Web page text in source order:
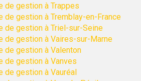
de gestion à Trappes
de gestion à Tremblay-en-France
de gestion à Triel-sur-Seine
de gestion à Vaires-sur-Marne
de gestion à Valenton
de gestion à Vanves
de gestion à Vauréal